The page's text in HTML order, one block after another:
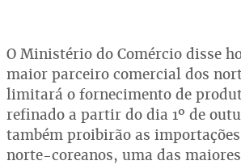
O Ministério do Comércio disse
maior parceiro comercial dos
limitará o fornecimento de
refinado a partir do dia 1º de
também proibirão as
norte-coreanos, uma das